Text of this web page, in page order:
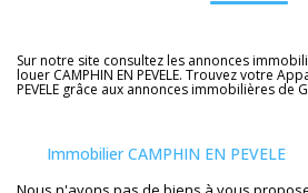
Nos Agences
Nos Actualités
Sur notre site consultez les annonces
louer CAMPHIN EN PEVELE. Trouvez votre
PEVELE grâce aux annonces immobilières de
Immobilier CAMPHIN EN PEVELE